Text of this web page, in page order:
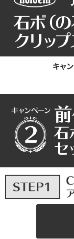
キャ